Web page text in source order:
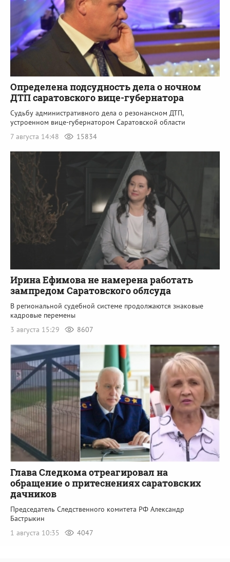
Определена подсудность дела о ночном
ДТП саратовского вице-губернатора
Судьбу административного дела о резонансном ДТП,
устроенном вице-губернатором Саратовской области
7 августа 14:48
15834
Ирина Ефимова не намерена работать
зампредом Саратовского облсуда
В региональной судебной системе продолжаются знаковые
кадровые перемены
3 августа 15:29
8607
Глава Следкома отреагировал на
обращение о притеснениях саратовских
дачников
Председатель Следственного комитета РФ Александр
Бастрыкин
1 августа 10:35
4047